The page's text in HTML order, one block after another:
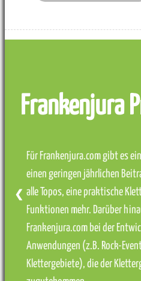
Frankenjura
Für Frankenjura.com gibt es
einen geringen jährlichen
alle Topos, eine praktische
Funktionen mehr. Darüber
Frankenjura.com bei der
Anwendungen (z.B. Rock-
Klettergebiete), die der
❮